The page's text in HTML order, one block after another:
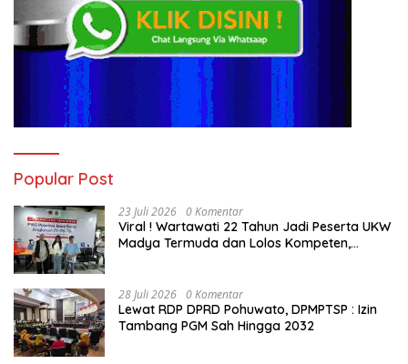
Popular Post
23 Juli 2026 0 Komentar
Viral ! Wartawati 22 Tahun Jadi Peserta UKW
Madya Termuda dan Lolos Kompeten,
28 Juli 2026 0 Komentar
Lewat RDP DPRD Pohuwato, DPMPTSP : Izin
Tambang PGM Sah Hingga 2032